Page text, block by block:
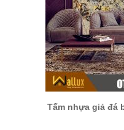
Tấm nhựa giả đá